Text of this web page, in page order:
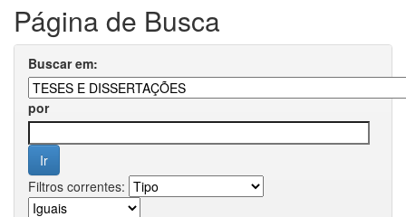
Página de Busca
Buscar em:
por
Filtros correntes: